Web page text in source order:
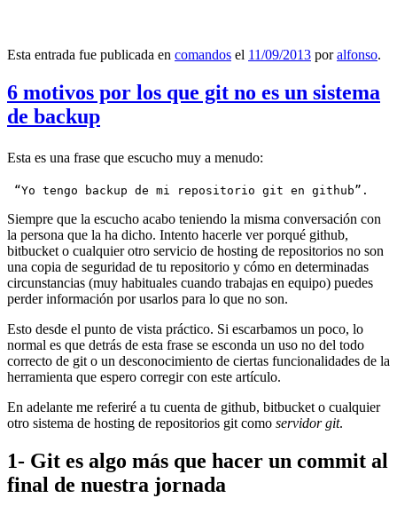
Esta entrada fue publicada en comandos el 11/09/2013 poralfonso.
6 motivos por los que git no es un sistema
de backup
Esta es una frase que escucho muy a menudo:
“Yo tengo backup de mi repositorio git en github”.
Siempre que la escucho acabo teniendo la misma conversación con
la persona que la ha dicho. Intento hacerle ver porqué github,
bitbucket o cualquier otro servicio de hosting de repositorios no son
una copia de seguridad de tu repositorio y cómo en determinadas
circunstancias (muy habituales cuando trabajas en equipo) puedes
perder información por usarlos para lo que no son.
Esto desde el punto de vista práctico. Si escarbamos un poco, lo
normal es que detrás de esta frase se esconda un uso no del todo
correcto de git o un desconocimiento de ciertas funcionalidades de la
herramienta que espero corregir con este artículo.
En adelante me referiré a tu cuenta de github, bitbucket o cualquier
otro sistema de hosting de repositorios git como servidor git.
1- Git es algo más que hacer un commit al
final de nuestra jornada